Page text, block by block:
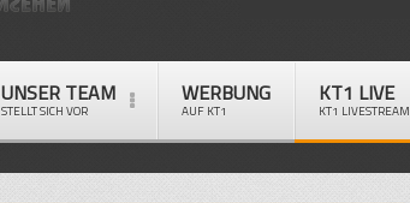
UNSER TEAM
STELLT SICH VOR
WERBUNG
AUF KT1
KT1 LIVE
KT1 LIVESTREAM